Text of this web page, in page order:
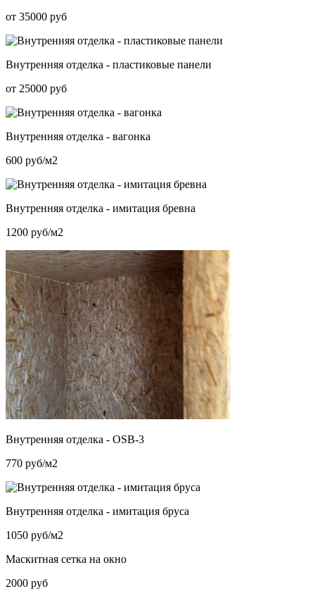
от 35000 руб
Внутренняя отделка - пластиковые панели
от 25000 руб
Внутренняя отделка - вагонка
600 руб/м2
Внутренняя отделка - имитация бревна
1200 руб/м2
Внутренняя отделка - OSB-3
770 руб/м2
Внутренняя отделка - имитация бруса
1050 руб/м2
Маскитная сетка на окно
2000 руб